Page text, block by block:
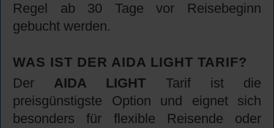
Regel ab 30 Tage vor Reisebeginn
gebucht werden.
WAS IST DER AIDA LIGHT TARIF?
Der AIDA LIGHT Tarif ist die
preisgünstigste Option und eignet sich
besonders für flexible Reisende oder